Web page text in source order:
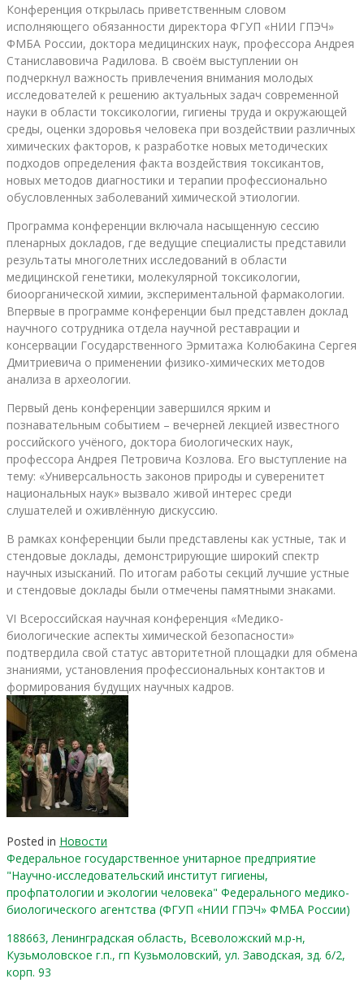
Конференция открылась приветственным словом
исполняющего обязанности директора ФГУП «НИИ ГПЭЧ»
ФМБА России, доктора медицинских наук, профессора Андрея
Станиславовича Радилова. В своём выступлении он
подчеркнул важность привлечения внимания молодых
исследователей к решению актуальных задач современной
науки в области токсикологии, гигиены труда и окружающей
среды, оценки здоровья человека при воздействии различных
химических факторов, к разработке новых методических
подходов определения факта воздействия токсикантов,
новых методов диагностики и терапии профессионально
обусловленных заболеваний химической этиологии.
Программа конференции включала насыщенную сессию
пленарных докладов, где ведущие специалисты представили
результаты многолетних исследований в области
медицинской генетики, молекулярной токсикологии,
биоорганической химии, экспериментальной фармакологии.
Впервые в программе конференции был представлен доклад
научного сотрудника отдела научной реставрации и
консервации Государственного Эрмитажа Колюбакина Сергея
Дмитриевича о применении физико-химических методов
анализа в археологии.
Первый день конференции завершился ярким и
познавательным событием – вечерней лекцией известного
российского учёного, доктора биологических наук,
профессора Андрея Петровича Козлова. Его выступление на
тему: «Универсальность законов природы и суверенитет
национальных наук» вызвало живой интерес среди
слушателей и оживлённую дискуссию.
В рамках конференции были представлены как устные, так и
стендовые доклады, демонстрирующие широкий спектр
научных изысканий. По итогам работы секций лучшие устные
и стендовые доклады были отмечены памятными знаками.
VI Всероссийская научная конференция «Медико-
биологические аспекты химической безопасности»
подтвердила свой статус авторитетной площадки для обмена
знаниями, установления профессиональных контактов и
формирования будущих научных кадров.
Posted in Новости
Федеральное государственное унитарное предприятие
"Научно-исследовательский институт гигиены,
профпатологии и экологии человека" Федерального медико-
биологического агентства (ФГУП «НИИ ГПЭЧ» ФМБА России)
188663, Ленинградская область, Всеволожский м.р-н,
Кузьмоловское г.п., гп Кузьмоловский, ул. Заводская, зд. 6/2,
корп. 93